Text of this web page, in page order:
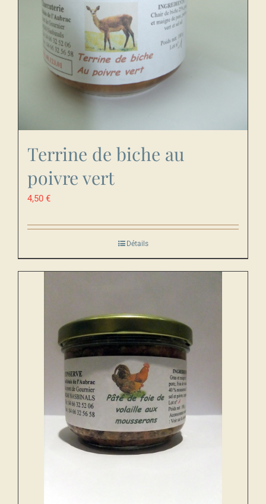
Terrine de biche au
poivre vert
4,50 €
Détails